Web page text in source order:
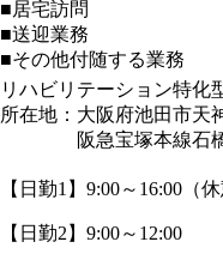
■居宅訪問
■送迎業務
■その他付随する業務
リハビリテーション特化
所在地：大阪府池田市天
阪急宝塚本線石橋
【日勤1】9:00～16:00（
【日勤2】9:00～12:00